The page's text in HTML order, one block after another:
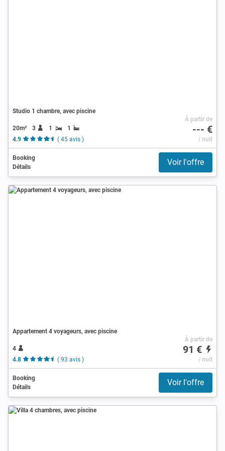
Studio 1 chambre, avec piscine
20m² 3 1
1
4.9
( 45 avis )
À partir de
--- €
/ nuit
Booking
Détails
Voir l'offre
Appartement 4 voyageurs, avec piscine
4
4.8
( 93 avis )
À partir de
91 €
/ nuit
Booking
Détails
Voir l'offre